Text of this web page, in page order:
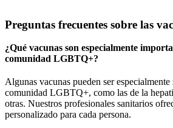
Preguntas frecuentes sobre las
¿Qué vacunas son especialmente
comunidad LGBTQ+?
Algunas vacunas pueden ser especialmente
comunidad LGBTQ+, como las de la
otras. Nuestros profesionales sanitarios
personalizado para cada persona.